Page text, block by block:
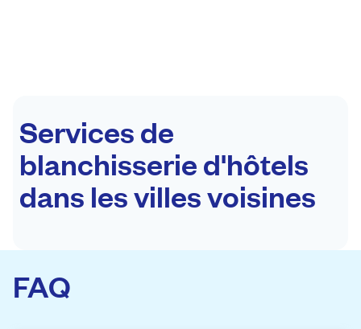
Services de
blanchisserie d'hôtels
dans les villes voisines
FAQ